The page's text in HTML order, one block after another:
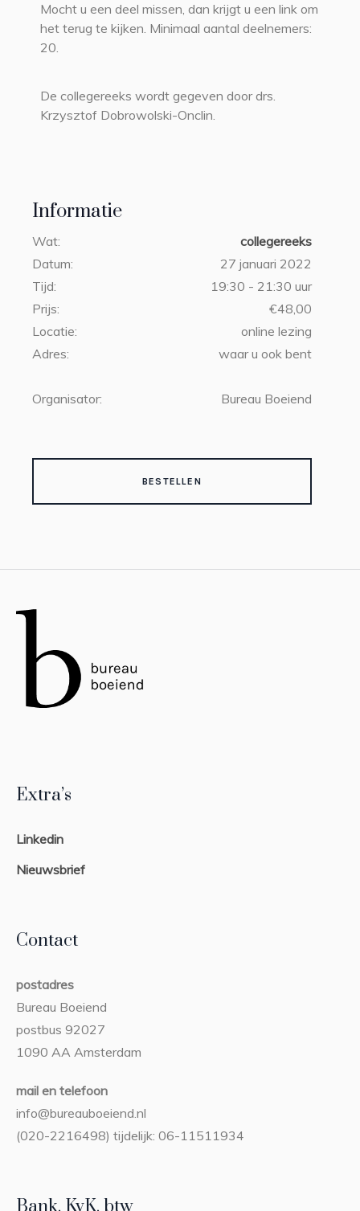
Informatie
Wat:
collegereeks
Datum:
27 januari 2022
Tijd:
19:30 - 21:30 uur
Prijs:
€48,00
Locatie:
online lezing
Adres:
waar u ook bent
Organisator: Bureau Boeiend
BESTELLEN
Mocht u een deel missen, dan krijgt u een link om
het terug te kijken. Minimaal aantal deelnemers:
20.
De collegereeks wordt gegeven door drs.
Krzysztof Dobrowolski-Onclin.
Extra’s
Linkedin
Nieuwsbrief
Contact
postadres
Bureau Boeiend
postbus 92027
1090 AA Amsterdam
mail en telefoon
info@bureauboeiend.nl
(020-2216498) tijdelijk: 06-11511934